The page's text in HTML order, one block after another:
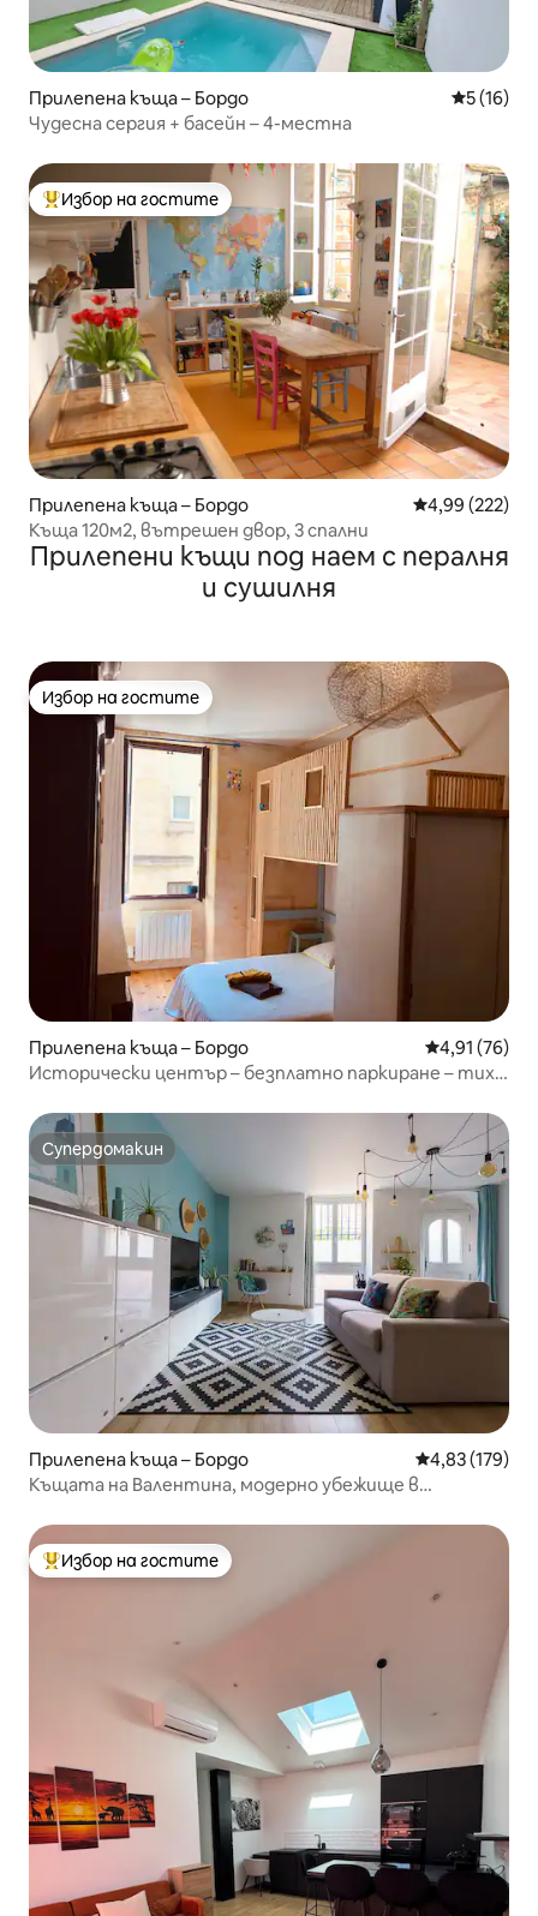
Прилепена къща – Бордо Средна
5 (16)
Чудесна сергия + басейн – 4-местна
Най-популярен избор на гостите
Избор на гостите
Прилепена къща – Бордо Средна
4,99 (222)
Къща 120м2, вътрешен двор, 3 спални
Прилепени къщи под наем с пералня
и сушилня
Избор на гостите
Избор на гостите
Прилепена къща – Бордо Средна
4,91 (76)
Исторически център – безплатно паркиране – тихо
Супердомакин
Супердомакин
Прилепена къща – Бордо Средна
4,83 (179)
Къщата на Валентина, модерно убежище в
Най-популярен избор на гостите
Избор на гостите